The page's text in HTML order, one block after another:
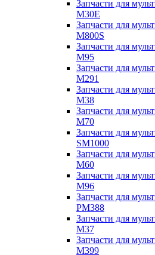
Запчасти для
M30E
Запчасти для
M800S
Запчасти для
M95
Запчасти для
M291
Запчасти для
M38
Запчасти для
M70
Запчасти для
SM1000
Запчасти для
M60
Запчасти для
M96
Запчасти для
PM388
Запчасти для
M37
Запчасти для
M399